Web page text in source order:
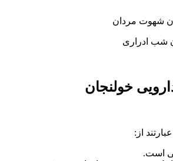
شهوت مردان
شب ادراری
خولنجان
از:
است.